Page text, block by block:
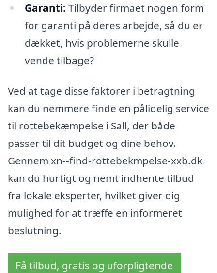
Garanti: Tilbyder firmaet nogen form
for garanti på deres arbejde, så du er
dækket, hvis problemerne skulle
vende tilbage?
Ved at tage disse faktorer i betragtning
kan du nemmere finde en pålidelig service
til rottebekæmpelse i Sall, der både
passer til dit budget og dine behov.
Gennem xn--find-rottebekmpelse-xxb.dk
kan du hurtigt og nemt indhente tilbud
fra lokale eksperter, hvilket giver dig
mulighed for at træffe en informeret
beslutning.
Få tilbud, gratis og uforpligtende